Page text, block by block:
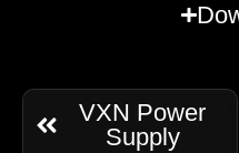
VXN Power
Supply